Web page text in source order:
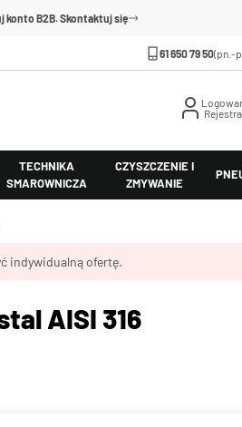
B2B. Skontaktuj się
61 650 79 50(pn.-
TECHNIKA
SMAROWNICZA
CZYSZCZENIE I
ZMYWANIE
indywidualną ofertę.
AISI 316